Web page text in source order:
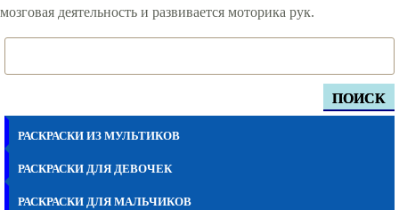
ПОИСК
РАСКРАСКИ ИЗ МУЛЬТИКОВ
РАСКРАСКИ ДЛЯ ДЕВОЧЕК
РАСКРАСКИ ДЛЯ МАЛЬЧИКОВ
мозговая деятельность и развивается моторика рук.